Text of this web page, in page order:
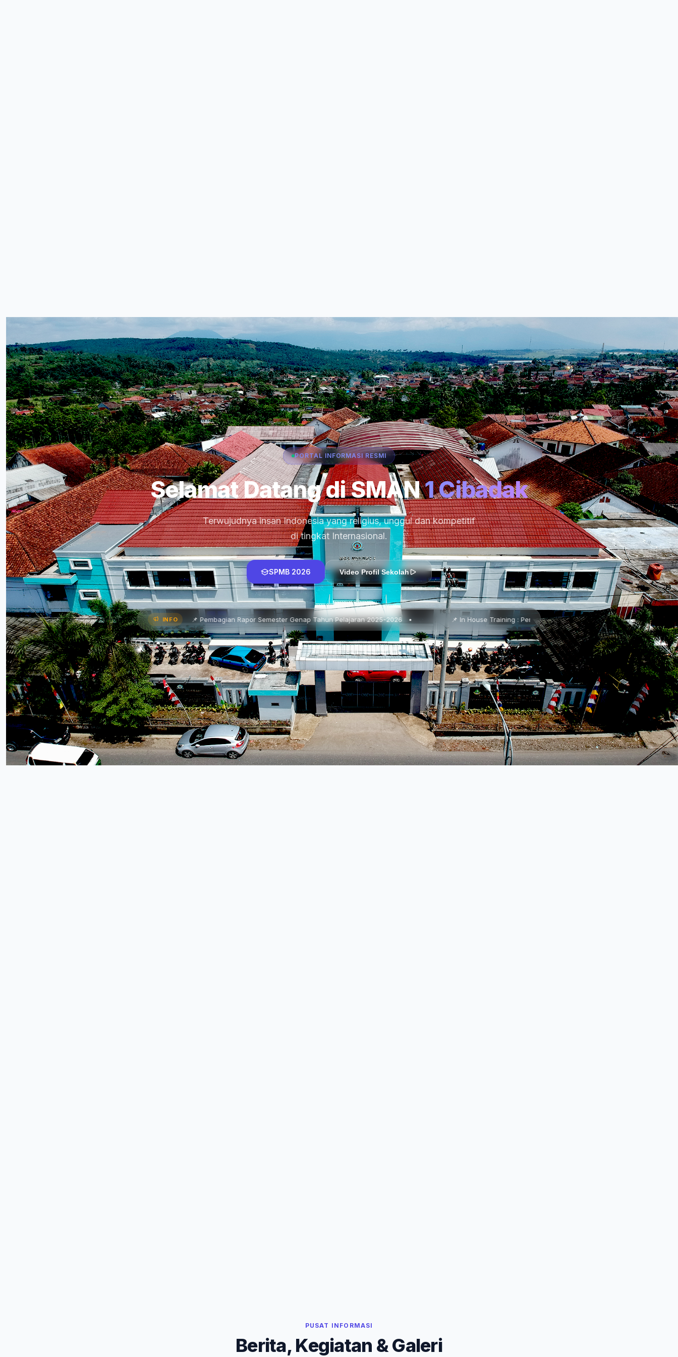
PORTAL INFORMASI RESMI
Selamat Datang di SMAN1 Cibadak
Terwujudnya insan Indonesia yang religius, unggul dan kompetitif
di tingkat Internasional.
SPMB 2026 Video Profil Sekolah
INFO
Program Kerja • 📌 Pembagian Rapor Semester Genap Tahun Pelajaran 2025-2026 • 📌 In House Training : Pendidikan Karakter Pancawaluya • 📌 Lembaran Baru •
PUSAT INFORMASI
Berita, Kegiatan & Galeri